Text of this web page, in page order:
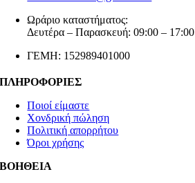
Ωράριο καταστήματος:
Δευτέρα – Παρασκευή: 09:00 – 17:00
ΓΕΜΗ: 152989401000
ΠΛΗΡΟΦΟΡΙΕΣ
Ποιοί είμαστε
Χονδρική πώληση
Πολιτική απορρήτου
Όροι χρήσης
ΒΟΗΘΕΙΑ